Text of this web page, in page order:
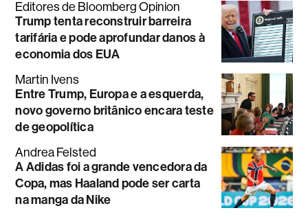
Editores de Bloomberg Opinion
Trump tenta reconstruir barreira
tarifária e pode aprofundar danos à
economia dos EUA
Martin Ivens
Entre Trump, Europa e a esquerda,
novo governo britânico encara teste
de geopolítica
Andrea Felsted
A Adidas foi a grande vencedora da
Copa, mas Haaland pode ser carta
na manga da Nike